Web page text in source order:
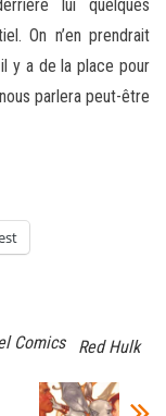
lui quelques
On n’en prendrait
y a de la place pour
parlera peut-être
Comics Red Hulk